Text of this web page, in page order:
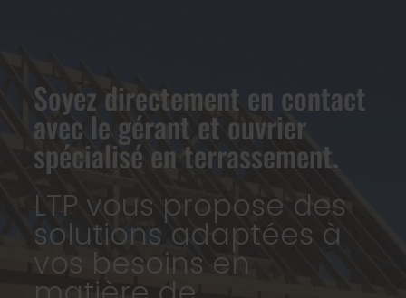
Soyez directement en contact
avec le gérant et ouvrier
spécialisé en terrassement.
LTP vous propose des
solutions adaptées à
vos besoins en